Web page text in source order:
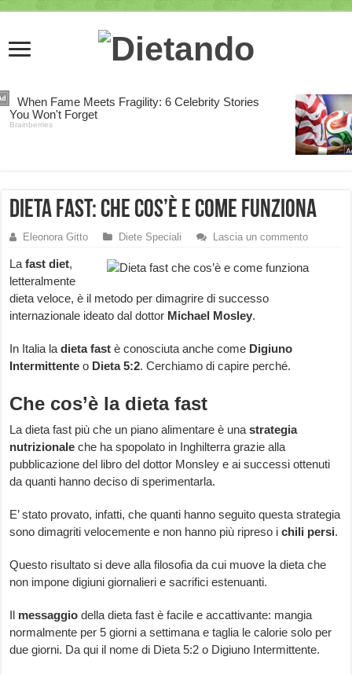
Dieta fast: che cos’è e come funziona
Eleonora Gitto Diete Speciali Lascia un commento
Lafast diet,
letteralmente
dieta veloce, è il metodo per dimagrire di successo
internazionale ideato dal dottor Michael Mosley.
In Italia ladieta fast è conosciuta anche come Digiuno
Intermittente o Dieta 5:2. Cerchiamo di capire perché.
Che cos’è la dieta fast
La dieta fast più che un piano alimentare è unastrategia
nutrizionale che ha spopolato in Inghilterra grazie alla
pubblicazione del libro del dottor Monsley e ai successi ottenuti
da quanti hanno deciso di sperimentarla.
E’ stato provato, infatti, che quanti hanno seguito questa strategia
sono dimagriti velocemente e non hanno più ripreso ichili persi.
Questo risultato si deve alla filosofia da cui muove la dieta che
non impone digiuni giornalieri e sacrifici estenuanti.
Il messaggio della dieta fast è facile e accattivante: mangia
normalmente per 5 giorni a settimana e taglia le calorie solo per
due giorni. Da qui il nome di Dieta 5:2 o Digiuno Intermittente.